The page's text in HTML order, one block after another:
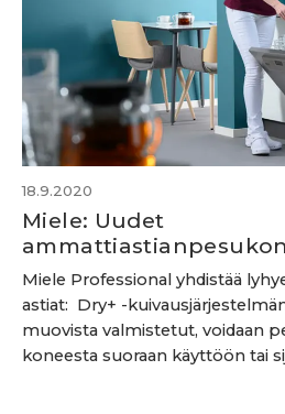
18.9.2020
Miele: Uudet
Miele Professional yhdistää
astiat: Dry+ -
muovista valmistetut, voidaan
koneesta suoraan käyttöön tai